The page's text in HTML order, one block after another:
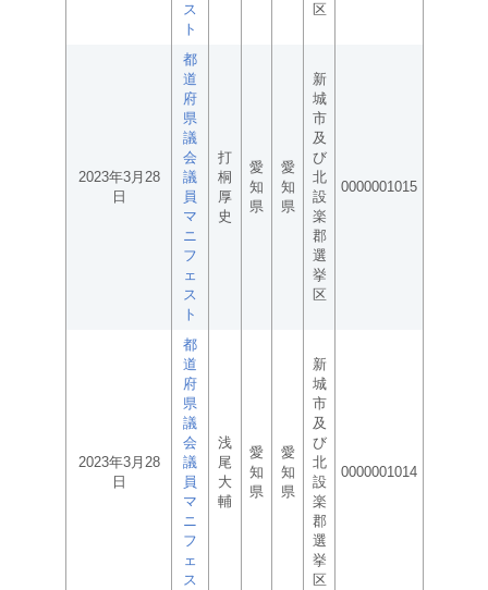
ス
ト
区
2023年3月28
日
都
道
府
県
議
会
議
員
マ
ニ
フ
ェ
ス
ト
打
桐
厚
史
愛
知
県
愛
知
県
新
城
市
及
び
北
設
楽
郡
選
挙
区
0000001015
2023年3月28
日
都
道
府
県
議
会
議
員
マ
ニ
フ
ェ
ス
浅
尾
大
輔
愛
知
県
愛
知
県
新
城
市
及
び
北
設
楽
郡
選
挙
区
0000001014